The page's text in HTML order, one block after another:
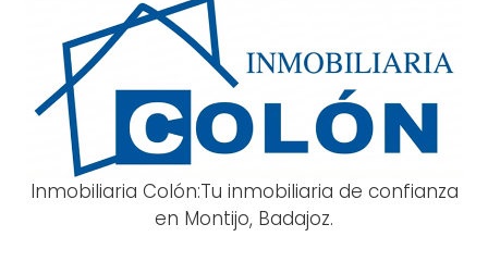
Inmobiliaria Colón:Tu inmobiliaria de confianza
en Montijo, Badajoz.